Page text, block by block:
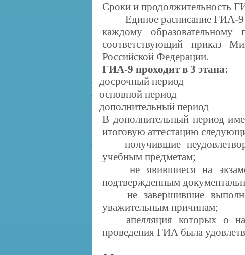
Сроки и продолжительность
Единое расписание ГИА-9 и
каждому образовательному
соответствующий приказ
Российской Федерации.
ГИА-9 проходит в 3 этапа:
· досрочный период
· основной период
·
дополнительный период
В дополнительный период
итоговую аттестацию
·
получившие
учебным предметам;
·
не явившиеся на
подтвержденным
·
не завершившие
уважительным причинам;
·
апелляция которых о
проведения ГИА была